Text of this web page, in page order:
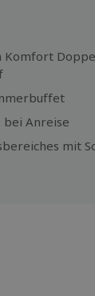
Komfort
Anreise
mit